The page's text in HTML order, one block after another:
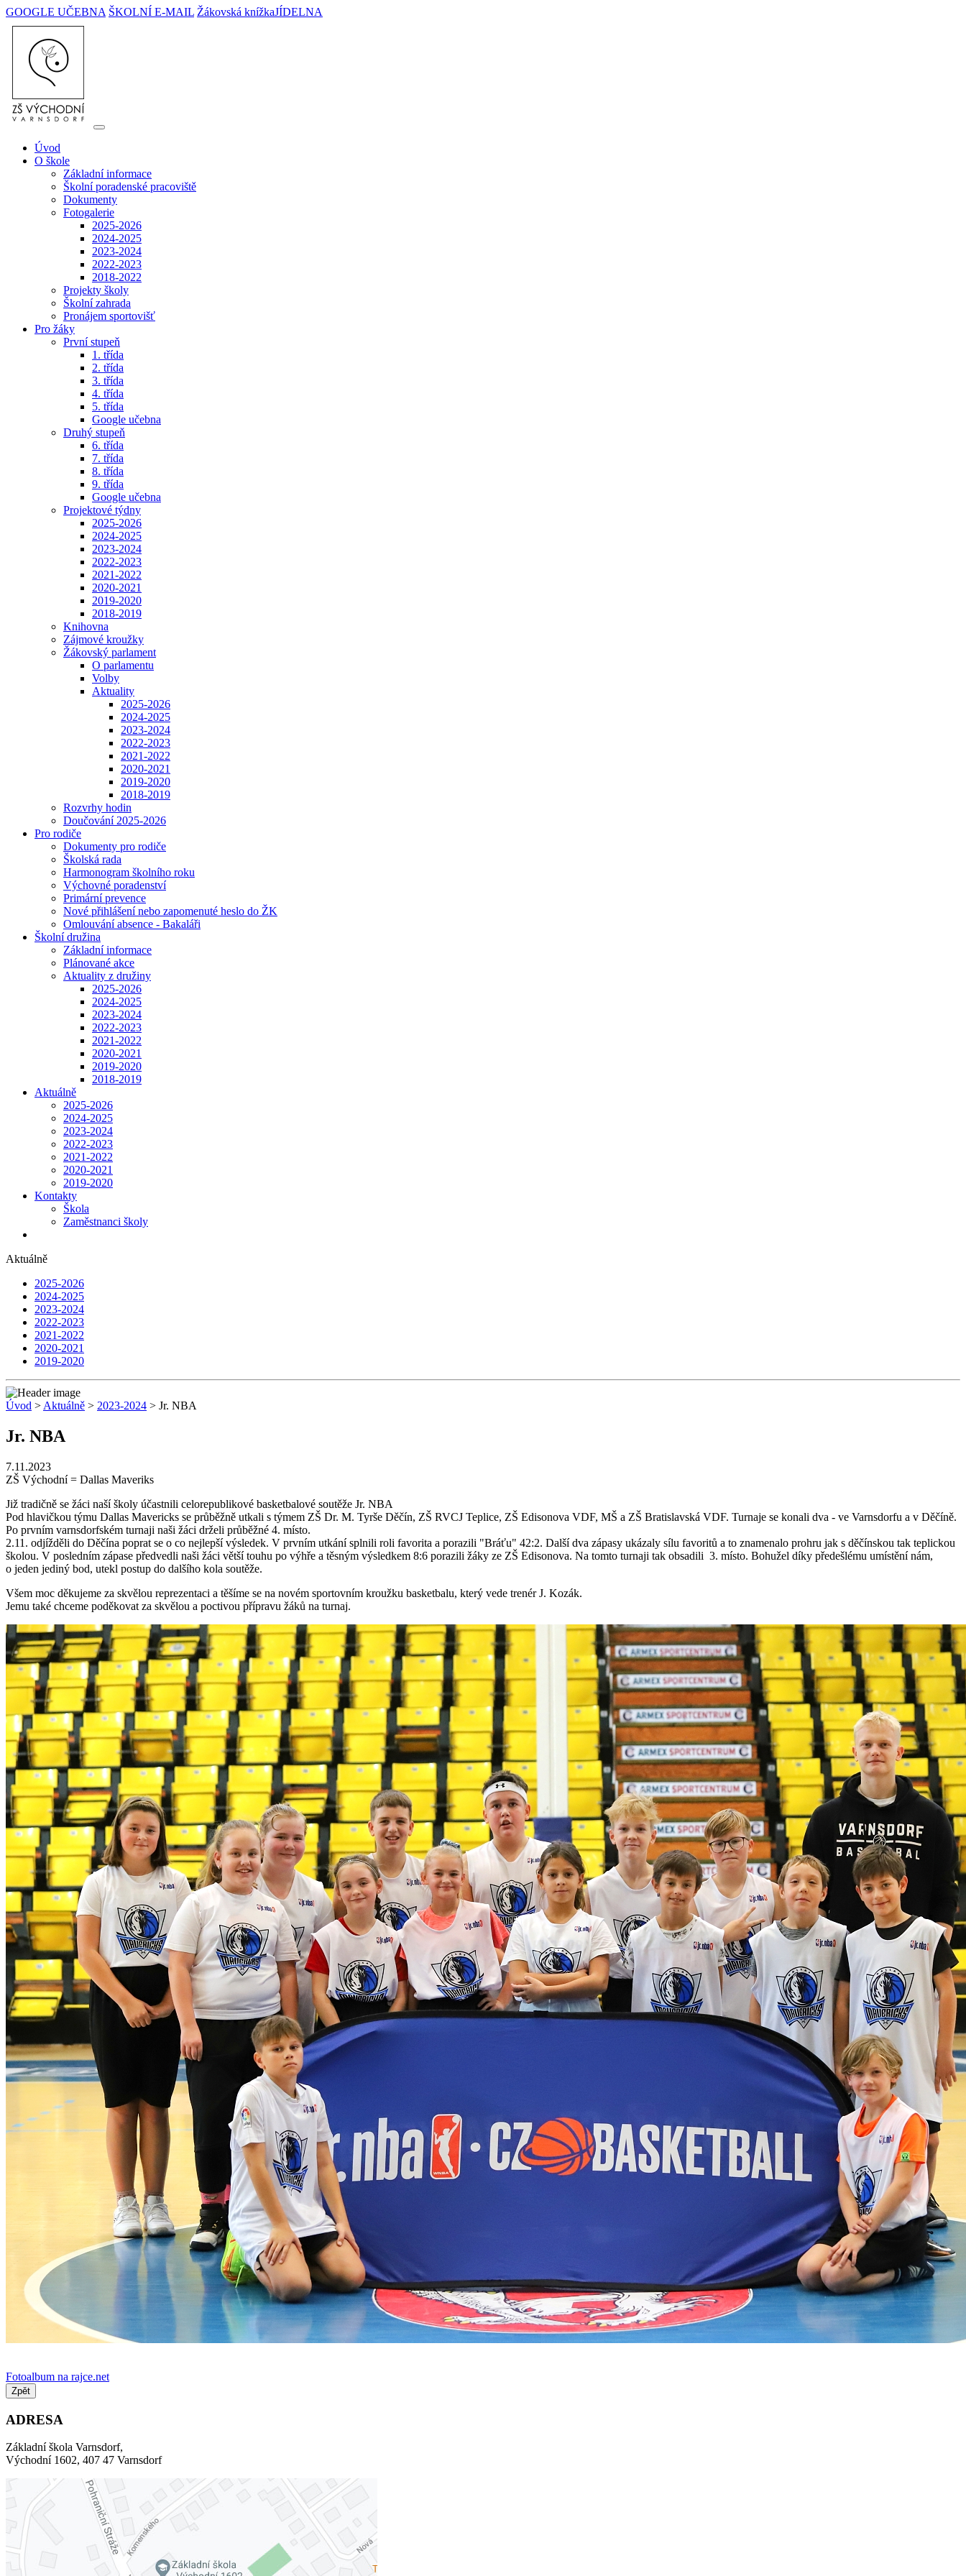
GOOGLE UČEBNA ŠKOLNÍ E-MAIL Žákovská knížkaJÍDELNA
Úvod
O škole
Základní informace
Školní poradenské pracoviště
Dokumenty
Fotogalerie
2025-2026
2024-2025
2023-2024
2022-2023
2018-2022
Projekty školy
Školní zahrada
Pronájem sportovišť
Pro žáky
První stupeň
1. třída
2. třída
3. třída
4. třída
5. třída
Google učebna
Druhý stupeň
6. třída
7. třída
8. třída
9. třída
Google učebna
Projektové týdny
2025-2026
2024-2025
2023-2024
2022-2023
2021-2022
2020-2021
2019-2020
2018-2019
Knihovna
Zájmové kroužky
Žákovský parlament
O parlamentu
Volby
Aktuality
2025-2026
2024-2025
2023-2024
2022-2023
2021-2022
2020-2021
2019-2020
2018-2019
Rozvrhy hodin
Doučování 2025-2026
Pro rodiče
Dokumenty pro rodiče
Školská rada
Harmonogram školního roku
Výchovné poradenství
Primární prevence
Nové přihlášení nebo zapomenuté heslo do ŽK
Omlouvání absence - Bakaláři
Školní družina
Základní informace
Plánované akce
Aktuality z družiny
2025-2026
2024-2025
2023-2024
2022-2023
2021-2022
2020-2021
2019-2020
2018-2019
Aktuálně
2025-2026
2024-2025
2023-2024
2022-2023
2021-2022
2020-2021
2019-2020
Kontakty
Škola
Zaměstnanci školy
Aktuálně
2025-2026
2024-2025
2023-2024
2022-2023
2021-2022
2020-2021
2019-2020
Úvod > Aktuálně > 2023-2024 > Jr. NBA
Jr. NBA
7.11.2023
ZŠ Východní = Dallas Maveriks
Již tradičně se žáci naší školy účastnili celorepublikové basketbalové soutěže Jr. NBA
Pod hlavičkou týmu Dallas Mavericks se průběžně utkali s týmem ZŠ Dr. M. Tyrše Děčín, ZŠ RVCJ Teplice, ZŠ Edisonova VDF, MŠ a ZŠ Bratislavská VDF. Turnaje se konali dva - ve Varnsdorfu a v Děčíně.
Po prvním varnsdorfském turnaji naši žáci drželi průběžné 4. místo.
2.11. odjížděli do Děčína poprat se o co nejlepší výsledek. V prvním utkání splnili roli favorita a porazili "Bráťu" 42:2. Další dva zápasy ukázaly sílu favoritů a to znamenalo prohru jak s děčínskou tak teplickou
školou. V posledním zápase předvedli naši žáci větší touhu po výhře a těsným výsledkem 8:6 porazili žáky ze ZŠ Edisonova. Na tomto turnaji tak obsadili 3. místo. Bohužel díky předešlému umístění nám,
o jeden jediný bod, utekl postup do dalšího kola soutěže.
Všem moc děkujeme za skvělou reprezentaci a těšíme se na novém sportovním kroužku basketbalu, který vede trenér J. Kozák.
Jemu také chceme poděkovat za skvělou a poctivou přípravu žáků na turnaj.
Fotoalbum na rajce.net
Zpět
ADRESA
Základní škola Varnsdorf,
Východní 1602, 407 47 Varnsdorf